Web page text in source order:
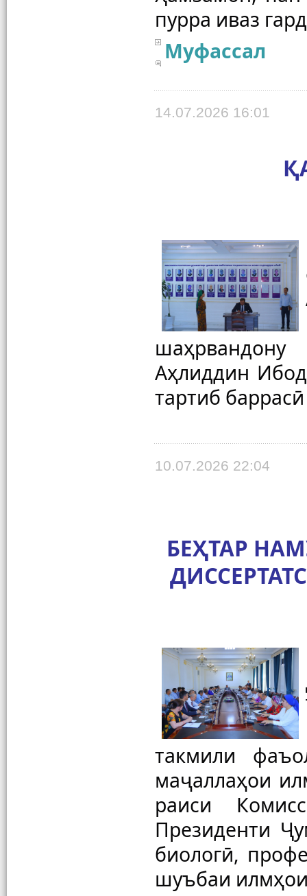
Муфассал
14.07.2026 16:01
Аҳлиддин
тартиб
10.07.2026 22:04
БЕҲТАР
такмили
маҷаллаҳои
раиси
Президенти
биологӣ,